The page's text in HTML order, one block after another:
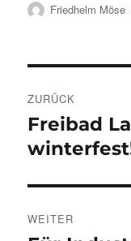
Autor
Friedhelm Möse
ZURÜCK
Vorheriger
Beitrag:
Freibad
WEITER